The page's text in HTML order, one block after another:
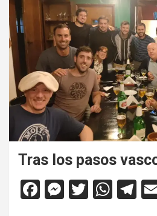
Tras los pasos
F
M T
W T